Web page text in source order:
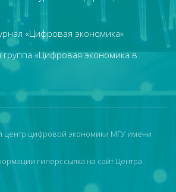
«Цифровая экономика»
«Цифровая экономика в
центр цифровой экономики МГУ имени
гиперссылка на сайт Центра